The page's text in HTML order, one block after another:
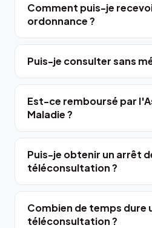
Comment puis-je
ordonnance ?
Puis-je consulter sans
Est-ce remboursé par
Maladie ?
Puis-je obtenir un arrêt
téléconsultation ?
Combien de temps dure
téléconsultation ?